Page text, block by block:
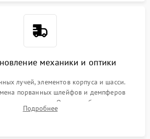
механики и оптики
лучей, элементов корпуса и шасси.
порванных шлейфов и демпферов
подвеса камеры. Очистка объектива,
фокусировки. Установка новых
Подробнее